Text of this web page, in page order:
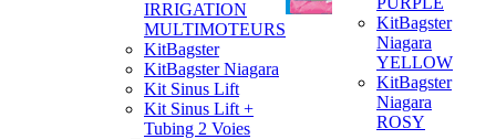
IRRIGATION
MULTIMOTEURS
KitBagster
KitBagster Niagara
Kit Sinus Lift
Kit Sinus Lift +
Tubing 2 Voies
KitBagster
Niagara
YELLOW
KitBagster
Niagara
ROSY